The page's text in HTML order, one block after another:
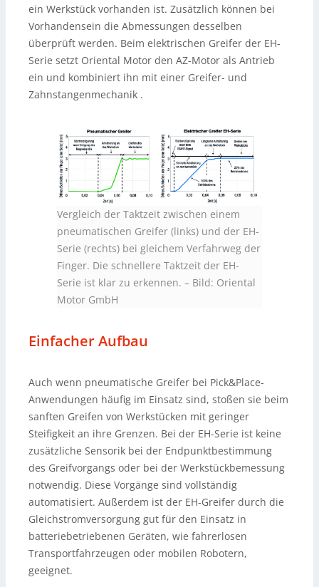
ein Werkstück vorhanden ist. Zusätzlich können bei
Vorhandensein die Abmessungen desselben
überprüft werden. Beim elektrischen Greifer der EH-
Serie setzt Oriental Motor den AZ-Motor als Antrieb
ein und kombiniert ihn mit einer Greifer- und
Zahnstangenmechanik .
Vergleich der Taktzeit zwischen einem
pneumatischen Greifer (links) und der EH-
Serie (rechts) bei gleichem Verfahrweg der
Finger. Die schnellere Taktzeit der EH-
Serie ist klar zu erkennen. – Bild: Oriental
Motor GmbH
Einfacher Aufbau
Auch wenn pneumatische Greifer bei Pick&Place-
Anwendungen häufig im Einsatz sind, stoßen sie beim
sanften Greifen von Werkstücken mit geringer
Steifigkeit an ihre Grenzen. Bei der EH-Serie ist keine
zusätzliche Sensorik bei der Endpunktbestimmung
des Greifvorgangs oder bei der Werkstückbemessung
notwendig. Diese Vorgänge sind vollständig
automatisiert. Außerdem ist der EH-Greifer durch die
Gleichstromversorgung gut für den Einsatz in
batteriebetriebenen Geräten, wie fahrerlosen
Transportfahrzeugen oder mobilen Robotern,
geeignet.